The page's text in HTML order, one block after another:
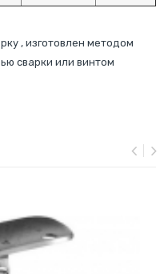
, изготовлен методом
сварки или винтом